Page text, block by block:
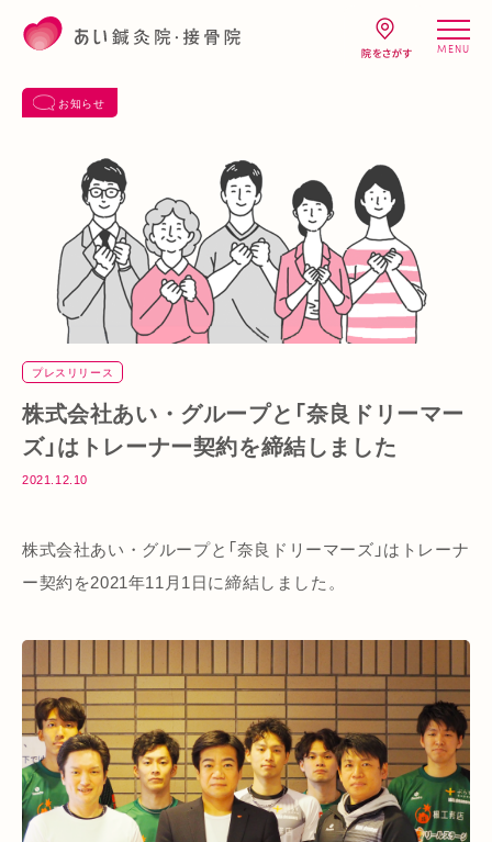
MENU
お知らせ
プレスリリース
株式会社あい・グループと「奈良ドリーマー
ズ」はトレーナー契約を締結しました
2021.12.10
株式会社あい・グループと「奈良ドリーマーズ」はトレーナ
ー契約を2021年11月1日に締結しました。